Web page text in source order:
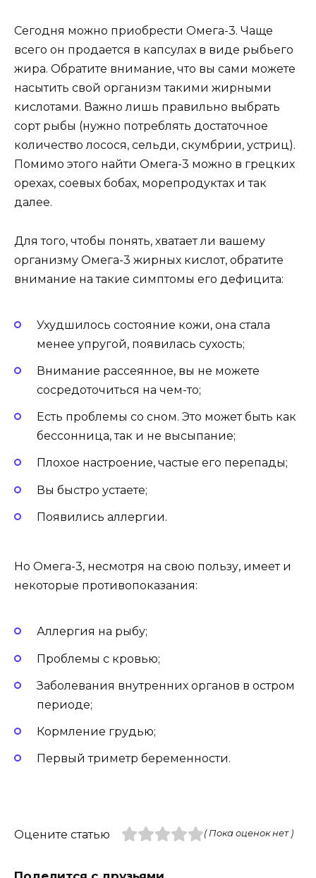
Сегодня можно приобрести Омега-3. Чаще
всего он продается в капсулах в виде рыбьего
жира. Обратите внимание, что вы сами можете
насытить свой организм такими жирными
кислотами. Важно лишь правильно выбрать
сорт рыбы (нужно потреблять достаточное
количество лосося, сельди, скумбрии, устриц).
Помимо этого найти Омега-3 можно в грецких
орехах, соевых бобах, морепродуктах и так
далее.
Для того, чтобы понять, хватает ли вашему
организму Омега-3 жирных кислот, обратите
внимание на такие симптомы его дефицита:
Ухудшилось состояние кожи, она стала
менее упругой, появилась сухость;
Внимание рассеянное, вы не можете
сосредоточиться на чем-то;
Есть проблемы со сном. Это может быть как
бессонница, так и не высыпание;
Плохое настроение, частые его перепады;
Вы быстро устаете;
Появились аллергии.
Но Омега-3, несмотря на свою пользу, имеет и
некоторые противопоказания:
Аллергия на рыбу;
Проблемы с кровью;
Заболевания внутренних органов в остром
периоде;
Кормление грудью;
Первый триметр беременности.
Оцените статью ( Пока оценок нет )